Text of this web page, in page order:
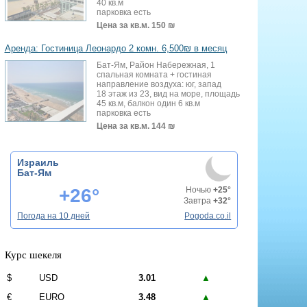
40 кв.м
парковка есть
Цена за кв.м. 150 ₪
Аренда: Гостиница Леонардо 2 комн. 6,500₪ в месяц
Бат-Ям, Район Набережная, 1
спальная комната + гостиная
направление воздуха: юг, запад
18 этаж из 23, вид на море, площадь
45 кв.м, балкон один 6 кв.м
парковка есть
Цена за кв.м. 144 ₪
Израиль
Бат-Ям
+26° Ночью+25°
Завтра+32°
Погода на 10 дней
Pogoda.co.il
Курс шекеля
$ USD 3.01
▲
€
EURO 3.48 ▲